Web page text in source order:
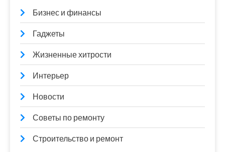
Бизнес и финансы
Гаджеты
Жизненные хитрости
Интерьер
Новости
Советы по ремонту
Строительство и ремонт